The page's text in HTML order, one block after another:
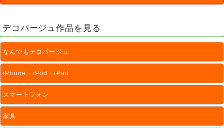
デコパージュ作品を見る
なんでもデコパージュ
iPhone・iPod・iPad
スマートフォン
家具